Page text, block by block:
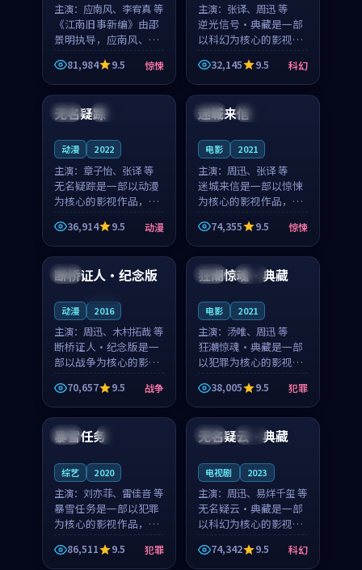
主演： 应南风、李宥真 等
《江南旧事新编》由邵
景明执导，应南风、李
宥真领衔主演，是一部
2018年上映的日本惊悚
综艺。影片以邻里温情
遇到告别都浸着真实
81,984 9.5 惊悚
主演： 张译、周迅 等
逆光信号·典藏是一部
以科幻为核心的影视作
品，围绕危机、反转与
人物成长展开，整体节
奏紧凑，值得推荐观
看。
32,145 9.5 科幻
泰国 热播
无名疑踪
动漫 2022
主演： 章子怡、张译 等
无名疑踪是一部以动漫
为核心的影视作品，围
绕危机、反转与人物成
长展开，整体节奏紧
凑，值得推荐观看。
36,914 9.5 动漫
中国 高分
迷城来信
电影 2021
主演： 周迅、张译 等
迷城来信是一部以惊悚
为核心的影视作品，围
绕危机、反转与人物成
长展开，整体节奏紧
凑，值得推荐观看。
74,355 9.5 惊悚
韩国
断桥证人·纪念版
动漫 2016
主演： 周迅、木村拓哉 等
断桥证人·纪念版是一
部以战争为核心的影视
作品，围绕危机、反转
与人物成长展开，整体
节奏紧凑，值得推荐观
看。
70,657 9.5 战争
日本 独播
狂潮惊魂·典藏
电影 2021
主演： 汤唯、周迅 等
狂潮惊魂·典藏是一部
以犯罪为核心的影视作
品，围绕危机、反转与
人物成长展开，整体节
奏紧凑，值得推荐观
看。
38,005 9.5 犯罪
中国 4K
暴雪任务
综艺 2020
主演： 刘亦菲、雷佳音 等
暴雪任务是一部以犯罪
为核心的影视作品，围
绕危机、反转与人物成
长展开，整体节奏紧
86,511 9.5 犯罪
泰国 院线
无名疑云·典藏
电视剧 2023
主演： 周迅、易烊千玺 等
无名疑云·典藏是一部
以科幻为核心的影视作
品，围绕危机、反转与
人物成长展开，整体节
74,342 9.5 科幻